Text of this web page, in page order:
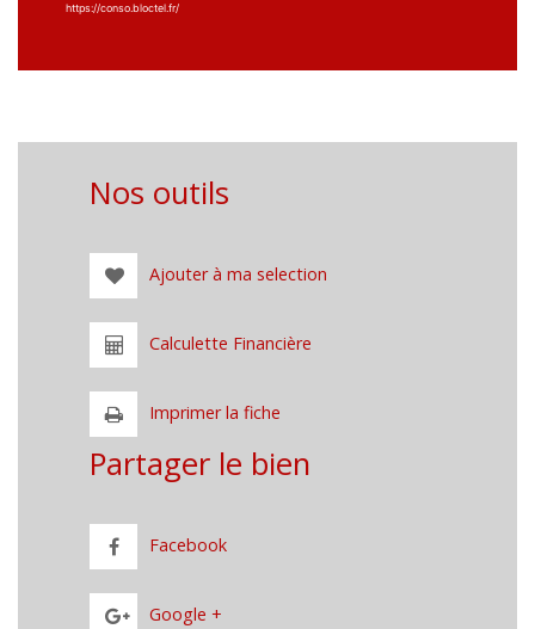
https://conso.bloctel.fr/
Nos outils
Ajouter à ma selection
Calculette Financière
Imprimer la fiche
Partager le bien
Facebook
Google +